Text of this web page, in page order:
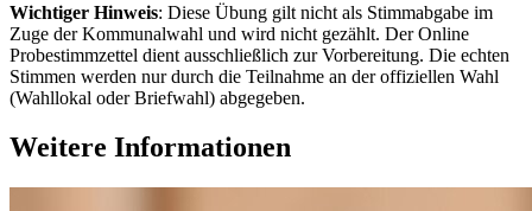
Wichtiger Hinweis: Diese Übung gilt nicht als Stimmabgabe im
Zuge der Kommunalwahl und wird nicht gezählt. Der Online
Probestimmzettel dient ausschließlich zur Vorbereitung. Die echten
Stimmen werden nur durch die Teilnahme an der offiziellen Wahl
(Wahllokal oder Briefwahl) abgegeben.
Weitere Informationen